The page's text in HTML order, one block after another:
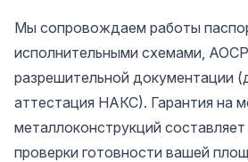
Мы сопровождаем работы
исполнительными схемами,
разрешительной документации
аттестация НАКС). Гарантия на
металлоконструкций
проверки готовности вашей